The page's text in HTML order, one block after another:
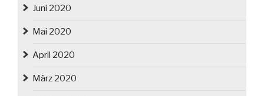
Juni 2020
Mai 2020
April 2020
März 2020